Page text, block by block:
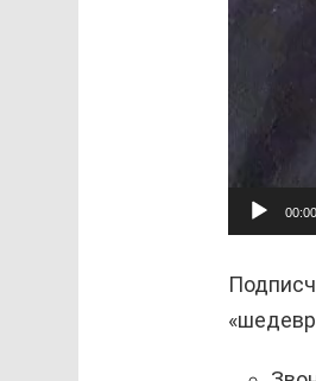
00:00